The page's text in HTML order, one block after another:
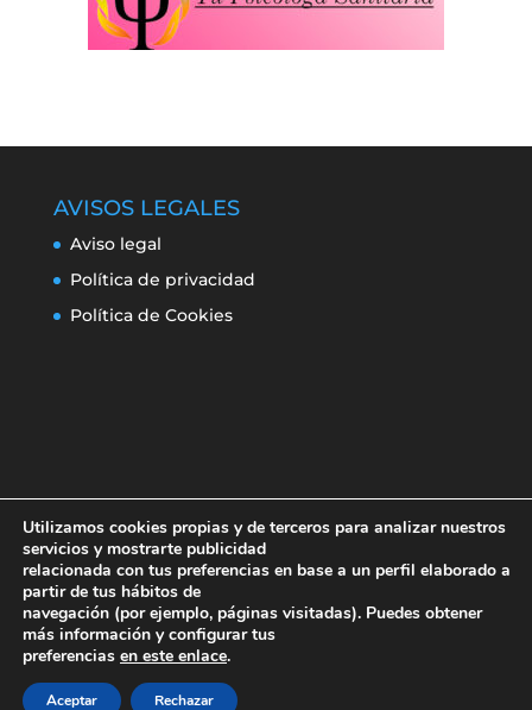
AVISOS LEGALES
Aviso legal
Política de privacidad
Política de Cookies
Aviso legal
Política de privacidad
Política de Cookies
Utilizamos cookies propias y de terceros para analizar nuestros
servicios y mostrarte publicidad
relacionada con tus preferencias en base a un perfil elaborado a
partir de tus hábitos de
navegación (por ejemplo, páginas visitadas). Puedes obtener
más información y configurar tus
preferencias en este enlace.
Aceptar Rechazar